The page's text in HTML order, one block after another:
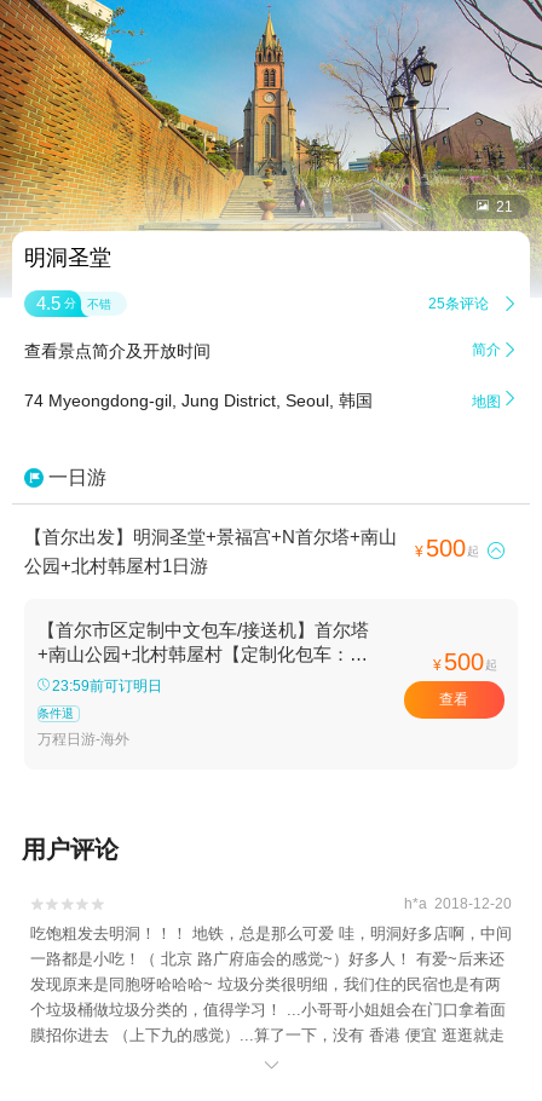
 21
明洞圣堂
4.5 分 不错 25条评论 
查看景点简介及开放时间 简介 
74 Myeongdong-gil, Jung District, Seoul, 韩国 地图 
一日游
【首尔出发】明洞圣堂+景福宫+N首尔塔+南山
公园+北村韩屋村1日游
¥ 500起 
【首尔市区定制中文包车/接送机】首尔塔
+南山公园+北村韩屋村【定制化包车：通
过我们量身打造的行程和当地中文司，让您
的旅程自由、便捷、安全。】
23:59前可订明日
条件退
万程日游-海外
¥ 500起
查看
用户评论

 h*a 2018-12-20
吃饱粗发去明洞！！！ 地铁，总是那么可爱 哇，明洞好多店啊，中间
一路都是小吃！（ 北京 路广府庙会的感觉~）好多人！ 有爱~后来还
发现原来是同胞呀哈哈哈~ 垃圾分类很明细，我们住的民宿也是有两
个垃圾桶做垃圾分类的，值得学习！ ...小哥哥小姐姐会在门口拿着面
膜招你进去 （上下九的感觉）...算了一下，没有 香港 便宜 逛逛就走
了 明洞也有很大一栋乐天，1-10楼是百货，11楼以上是免税店，超多

